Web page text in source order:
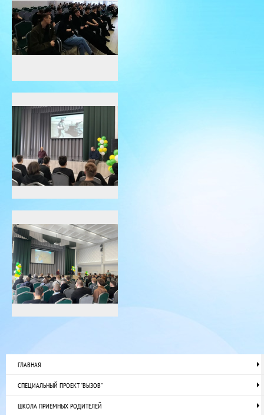
ГЛАВНАЯ
СПЕЦИАЛЬНЫЙ ПРОЕКТ "ВЫЗОВ"
ШКОЛА ПРИЕМНЫХ РОДИТЕЛЕЙ